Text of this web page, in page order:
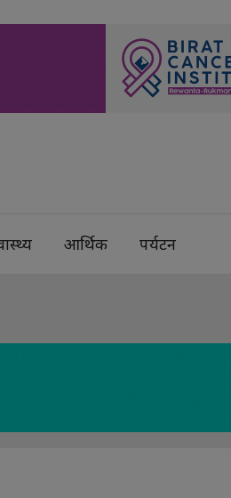
आर्थिक पर्यटन